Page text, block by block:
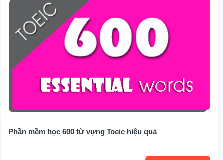
Phần mềm học 600 từ vựng Toeic hiệu quả